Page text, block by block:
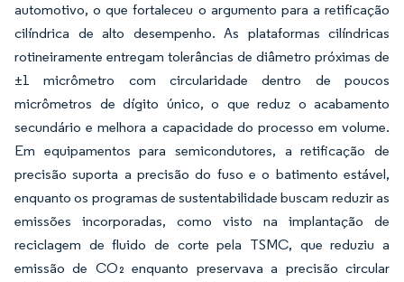
automotivo, o que fortaleceu o argumento para a retificação
cilíndrica de alto desempenho. As plataformas cilíndricas
rotineiramente entregam tolerâncias de diâmetro próximas de
±1 micrômetro com circularidade dentro de poucos
micrômetros de dígito único, o que reduz o acabamento
secundário e melhora a capacidade do processo em volume.
Em equipamentos para semicondutores, a retificação de
precisão suporta a precisão do fuso e o batimento estável,
enquanto os programas de sustentabilidade buscam reduzir as
emissões incorporadas, como visto na implantação de
reciclagem de fluido de corte pela TSMC, que reduziu a
emissão de CO₂ enquanto preservava a precisão circular